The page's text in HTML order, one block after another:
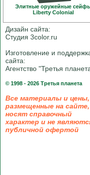
Элитные оружейные
Liberty Colonial
Дизайн сайта:
Студия 3color.ru
Изготовление и
сайта:
Агентство "Третья
© 1998 - 2026 Третья планета
Все материалы и цены,
размещенные на сайте,
носят справочный
характер и не
публичной офертой